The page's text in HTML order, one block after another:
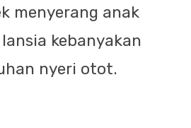
menyerang anak
kebanyakan
nyeri otot.